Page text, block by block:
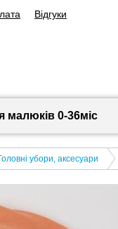
Відгуки
малюків 0-36міс
убори, аксесуари